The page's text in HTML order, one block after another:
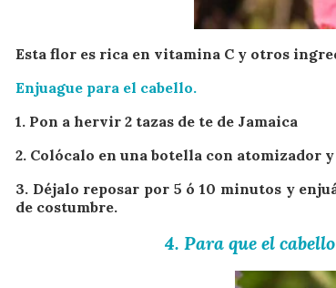
Esta flor es rica en vitamina C y otros
Enjuague para el cabello.
1. Pon a hervir 2 tazas de te de Jamaica
2. Colócalo en una botella con atomizador
3. Déjalo reposar por 5 ó 10 minutos y
de costumbre.
4. Para que el